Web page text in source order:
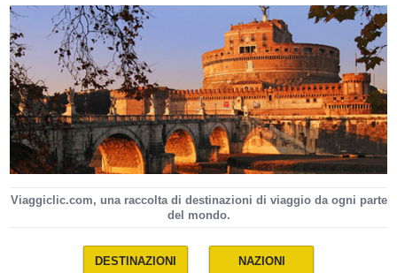
Viaggiclic.com, una raccolta di destinazioni di viaggio da ogni parte
del mondo.
DESTINAZIONI NAZIONI